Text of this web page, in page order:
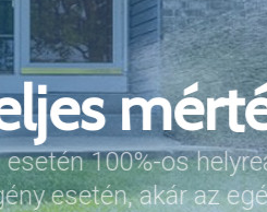
100%-os
esetén, akár az
az
esetén okos
a vízfogyasztást és